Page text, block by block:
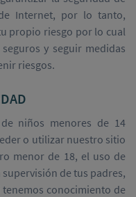
Internet, por lo tanto,
propio riesgo por lo cual
y seguir medidas
riesgos.
niños menores de 14
o utilizar nuestro sitio
menor de 18, el uso de
de tus padres,
conocimiento de